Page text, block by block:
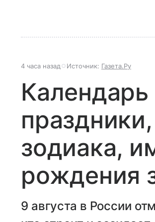
4 часа назад Источник: Газета.Ру
Календарь
зодиака,
рождения
9 августа в России